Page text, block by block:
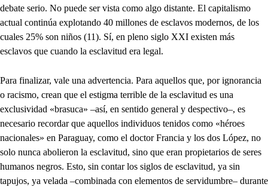
debate serio. No puede ser vista como algo distante. El capitalismo
actual continúa explotando 40 millones de esclavos modernos, de los
cuales 25% son niños (11). Sí, en pleno siglo XXI existen más
esclavos que cuando la esclavitud era legal.
Para finalizar, vale una advertencia. Para aquellos que, por ignorancia
o racismo, crean que el estigma terrible de la esclavitud es una
exclusividad «brasuca» –así, en sentido general y despectivo–, es
necesario recordar que aquellos individuos tenidos como «héroes
nacionales» en Paraguay, como el doctor Francia y los dos López, no
solo nunca abolieron la esclavitud, sino que eran propietarios de seres
humanos negros. Esto, sin contar los siglos de esclavitud, ya sin
tapujos, ya velada –combinada con elementos de servidumbre– durante